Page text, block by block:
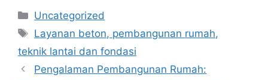
Categories
Uncategorized
Tags
Layanan beton, pembangunan rumah,
teknik lantai dan fondasi
Pengalaman Pembangunan Rumah: